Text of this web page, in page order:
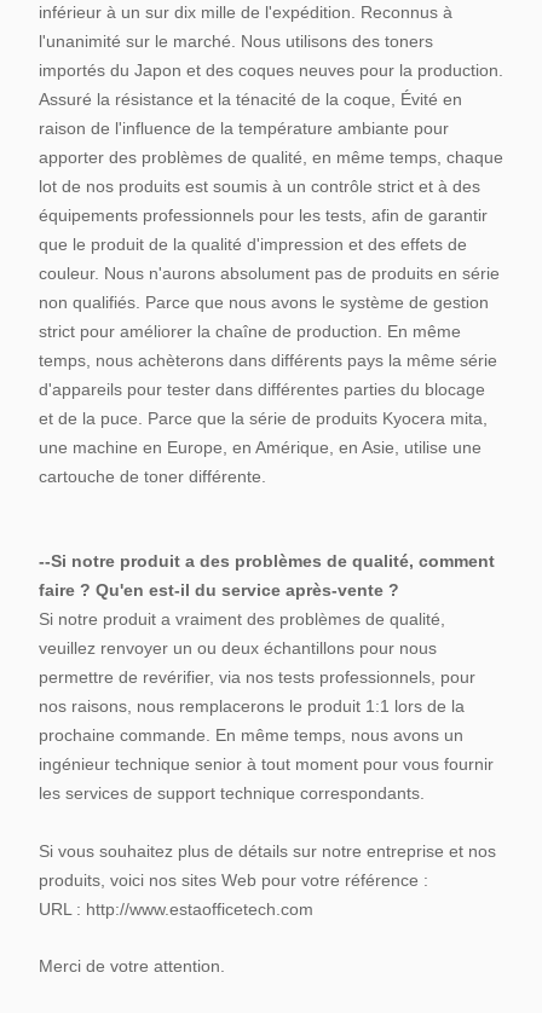
inférieur à un sur dix mille de l'expédition. Reconnus à
l'unanimité sur le marché. Nous utilisons des toners
importés du Japon et des coques neuves pour la production.
Assuré la résistance et la ténacité de la coque, Évité en
raison de l'influence de la température ambiante pour
apporter des problèmes de qualité, en même temps, chaque
lot de nos produits est soumis à un contrôle strict et à des
équipements professionnels pour les tests, afin de garantir
que le produit de la qualité d'impression et des effets de
couleur. Nous n'aurons absolument pas de produits en série
non qualifiés. Parce que nous avons le système de gestion
strict pour améliorer la chaîne de production. En même
temps, nous achèterons dans différents pays la même série
d'appareils pour tester dans différentes parties du blocage
et de la puce. Parce que la série de produits Kyocera mita,
une machine en Europe, en Amérique, en Asie, utilise une
cartouche de toner différente.
--Si notre produit a des problèmes de qualité, comment
faire ? Qu'en est-il du service après-vente ?
Si notre produit a vraiment des problèmes de qualité,
veuillez renvoyer un ou deux échantillons pour nous
permettre de revérifier, via nos tests professionnels, pour
nos raisons, nous remplacerons le produit 1:1 lors de la
prochaine commande. En même temps, nous avons un
ingénieur technique senior à tout moment pour vous fournir
les services de support technique correspondants.
Si vous souhaitez plus de détails sur notre entreprise et nos
produits, voici nos sites Web pour votre référence :
URL : http://www.estaofficetech.com
Merci de votre attention.